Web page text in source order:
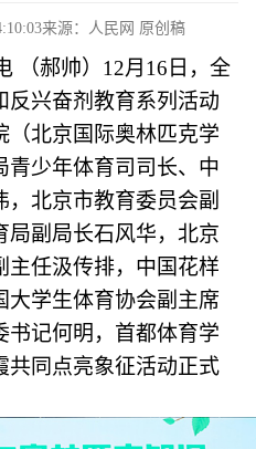
来源：人民网 原创稿
（郝帅）12月16日，全
反兴奋剂教育系列活动
（北京国际奥林匹克学
青少年体育司司长、中
，北京市教育委员会副
局副局长石风华，北京
主任汲传排，中国花样
大学生体育协会副主席
书记何明，首都体育学
共同点亮象征活动正式